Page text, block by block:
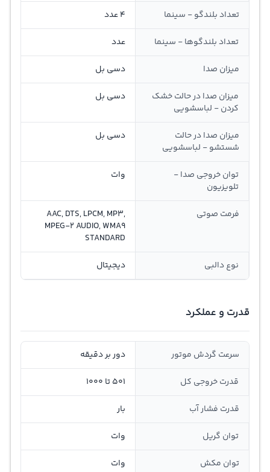
تعداد بلندگو - سینما 4 عدد
تعداد بلندگوها - سینما عدد
میزان صدا دسی بل
میزان صدا در حالت خشک
کردن - لباسشویی
دسی بل
میزان صدا در حالت
شستشو - لباسشویی
دسی بل
توان خروجی صدا -
تلویزیون
وات
فرمت صوتی
AAC, DTS, LPCM, MP3,
MPEG-2 AUDIO, WMA9
STANDARD
نوع دالبی دیجیتال
قدرت و عملکرد
سرعت گردش موتور دور بر دقیقه
قدرت خروجی کل 501 تا 1000
قدرت فشار آب بار
توان گريل وات
توان مکش وات